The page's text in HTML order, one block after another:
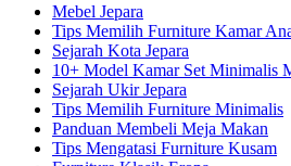
Mebel Jepara
Tips Memilih Furniture Kamar
Sejarah Kota Jepara
10+ Model Kamar Set Minimalis
Sejarah Ukir Jepara
Tips Memilih Furniture Minimalis
Panduan Membeli Meja Makan
Tips Mengatasi Furniture Kusam